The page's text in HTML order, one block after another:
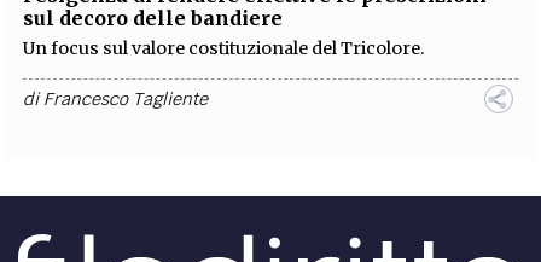
sul decoro delle bandiere
Un focus sul valore costituzionale del Tricolore.
diFrancesco Tagliente